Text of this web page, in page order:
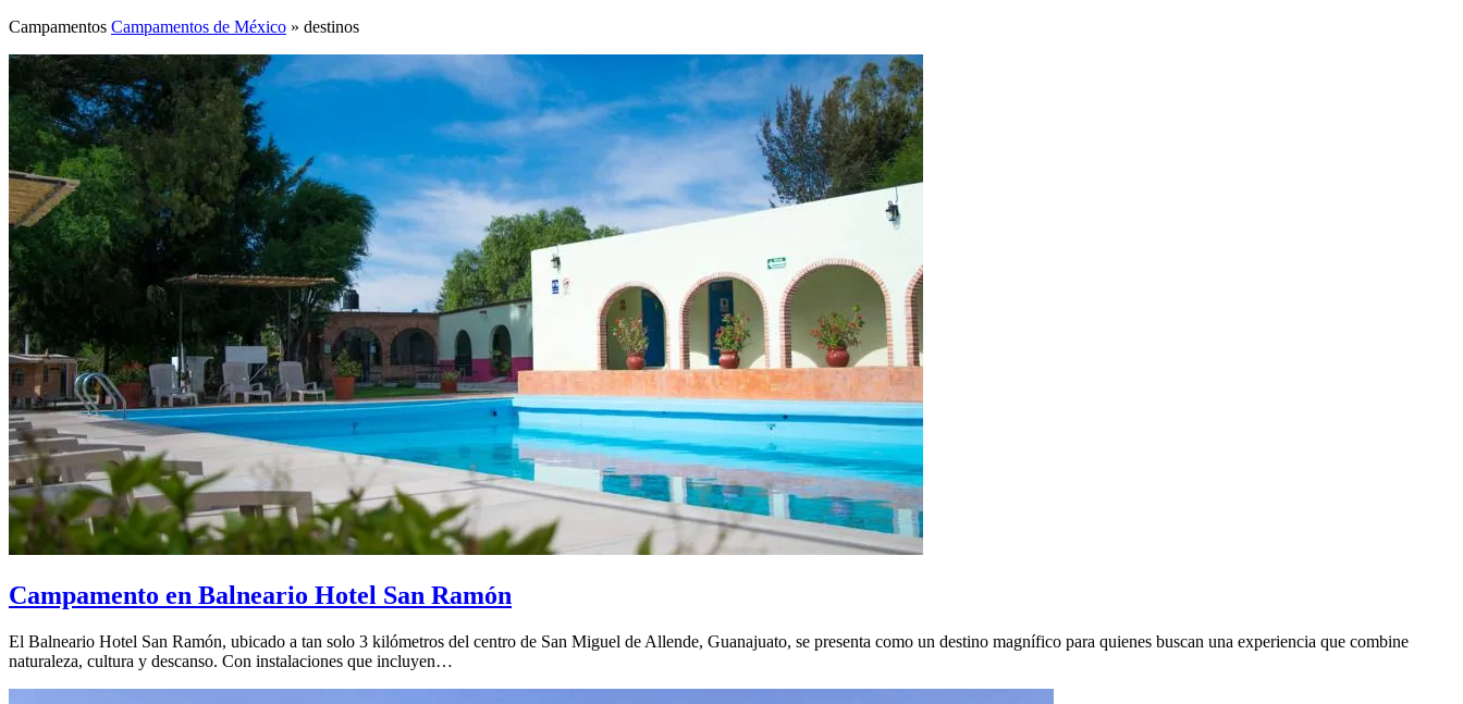
Campamentos Campamentos de México » destinos
Campamento en Balneario Hotel San Ramón
El Balneario Hotel San Ramón, ubicado a tan solo 3 kilómetros del centro de San Miguel de Allende, Guanajuato, se presenta como un destino magnífico para quienes buscan una experiencia que combine
naturaleza, cultura y descanso. Con instalaciones que incluyen…